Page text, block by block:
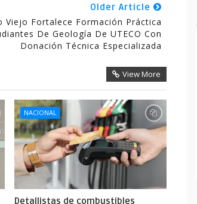
Older Article
Viejo Fortalece Formación Práctica
De Geología De UTECO Con
Donación Técnica Especializada
View More
NACIONAL
Detallistas de combustibles